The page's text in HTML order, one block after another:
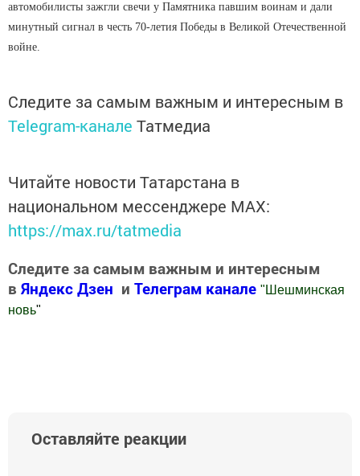
автомобилисты зажгли свечи у Памятника павшим воинам и дали
минутный сигнал в честь 70-летия Победы в Великой Отечественной
войне.
Следите за самым важным и интересным в
Telegram-канале Татмедиа
Читайте новости Татарстана в
национальном мессенджере MАХ:
https://max.ru/tatmedia
Следите за самым важным и интересным
в Яндекс Дзен и Телеграм канале " Шешминская
новь"
Оставляйте реакции